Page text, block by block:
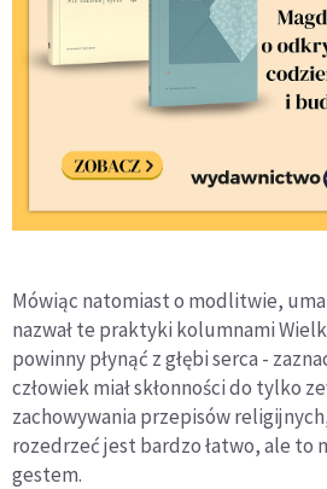
Mówiąc natomiast o modlitwie,
nazwał te praktyki kolumnami
powinny płynąć z głębi serca -
człowiek miał skłonności do tylko
zachowywania przepisów
rozedrzeć jest bardzo łatwo, ale to
gestem.